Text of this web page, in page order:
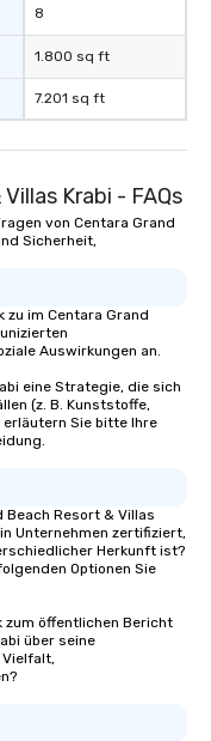
8
1.800 sq ft
7.201 sq ft
Krabi - FAQs
von Centara Grand
Sicherheit,
zu im Centara Grand
Auswirkungen an.
eine Strategie, die sich
(z. B. Kunststoffe,
erläutern Sie bitte Ihre
Beach Resort & Villas
Unternehmen zertifiziert,
Herkunft ist?
Optionen Sie
zum öffentlichen Bericht
über seine